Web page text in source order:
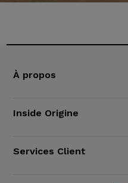
À propos
Inside Origine
Services Client